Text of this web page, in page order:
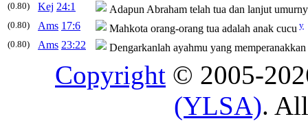
(0.80) Kej 24:1 Adapun Abraham telah tua dan lanjut
(0.80) Ams 17:6 Mahkota orang-orang tua adalah anak cucu y
(0.80) Ams 23:22 Dengarkanlah ayahmu yang
Copyright © 2005-
(YLSA).